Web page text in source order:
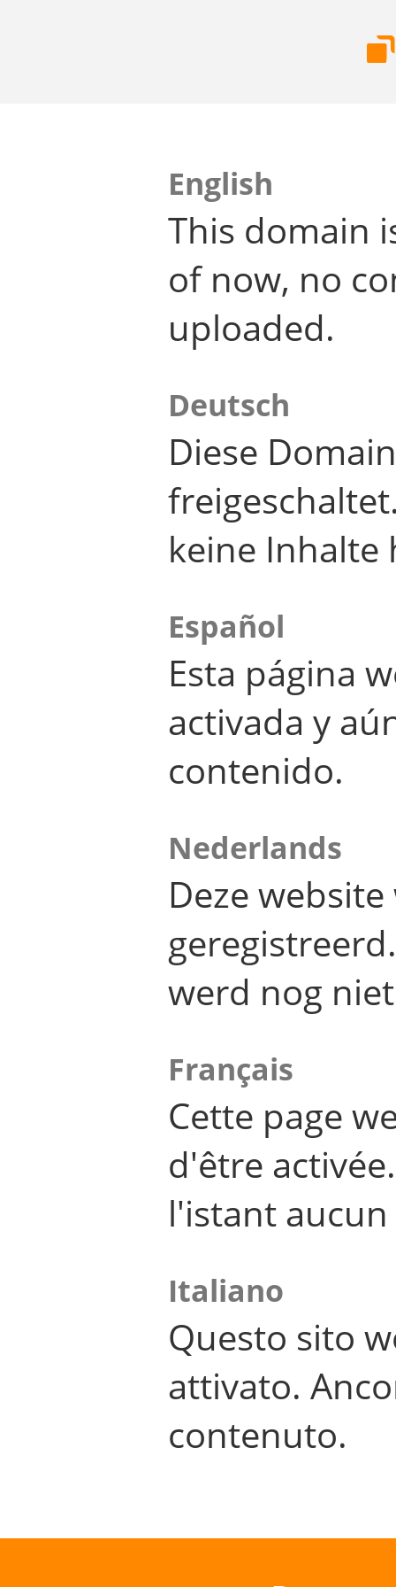
English
This domain
of now, no
uploaded.
Deutsch
Diese
keine Inhalte
Español
Esta página
activada y
contenido.
Nederlands
Deze
werd nog
Français
Cette page
d'être
l'istant
Italiano
Questo sito
attivato.
contenuto.